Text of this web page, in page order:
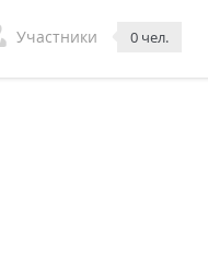
Участники 0 чел.